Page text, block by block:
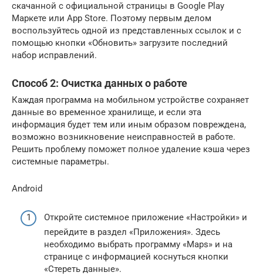
скачанной с официальной страницы в Google Play
Маркете или App Store. Поэтому первым делом
воспользуйтесь одной из представленных ссылок и с
помощью кнопки «Обновить» загрузите последний
набор исправлений.
Способ 2: Очистка данных о работе
Каждая программа на мобильном устройстве сохраняет
данные во временное хранилище, и если эта
информация будет тем или иным образом повреждена,
возможно возникновение неисправностей в работе.
Решить проблему поможет полное удаление кэша через
системные параметры.
Android
Откройте системное приложение «Настройки» и
перейдите в раздел «Приложения». Здесь
необходимо выбрать программу «Maps» и на
странице с информацией коснуться кнопки
«Стереть данные».